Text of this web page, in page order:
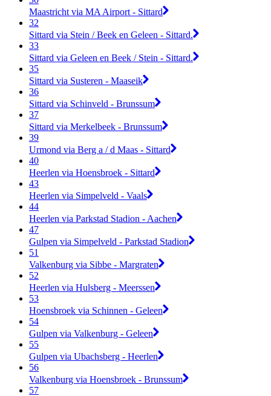
Maastricht via MA Airport - Sittard
32
Sittard via Stein / Beek en Geleen - Sittard.
33
Sittard via Geleen en Beek / Stein - Sittard.
35
Sittard via Susteren - Maaseik
36
Sittard via Schinveld - Brunssum
37
Sittard via Merkelbeek - Brunssum
39
Urmond via Berg a / d Maas - Sittard
40
Heerlen via Hoensbroek - Sittard
43
Heerlen via Simpelveld - Vaals
44
Heerlen via Parkstad Stadion - Aachen
47
Gulpen via Simpelveld - Parkstad Stadion
51
Valkenburg via Sibbe - Margraten
52
Heerlen via Hulsberg - Meerssen
53
Hoensbroek via Schinnen - Geleen
54
Gulpen via Valkenburg - Geleen
55
Gulpen via Ubachsberg - Heerlen
56
Valkenburg via Hoensbroek - Brunssum
57